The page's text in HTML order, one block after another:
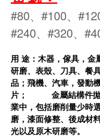
#80、 #100、
#240、 #320、
用 途 ：木器，傢具，
研磨、表殼、刀具、餐
品；飛機、汽車，發動
片；          金屬結構件
業中，包括磨削量少時
磨，漆面修整、後成材
光以及原木研磨等。